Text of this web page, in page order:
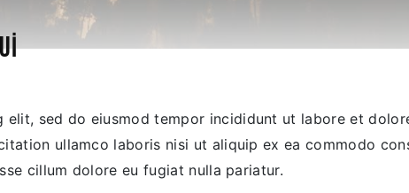
sed do eiusmod tempor incididunt ut labore et
ullamco laboris nisi ut aliquip ex ea commodo
cillum dolore eu fugiat nulla pariatur.